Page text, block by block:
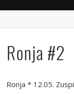
Ronja #2
Ronja * 12.05.